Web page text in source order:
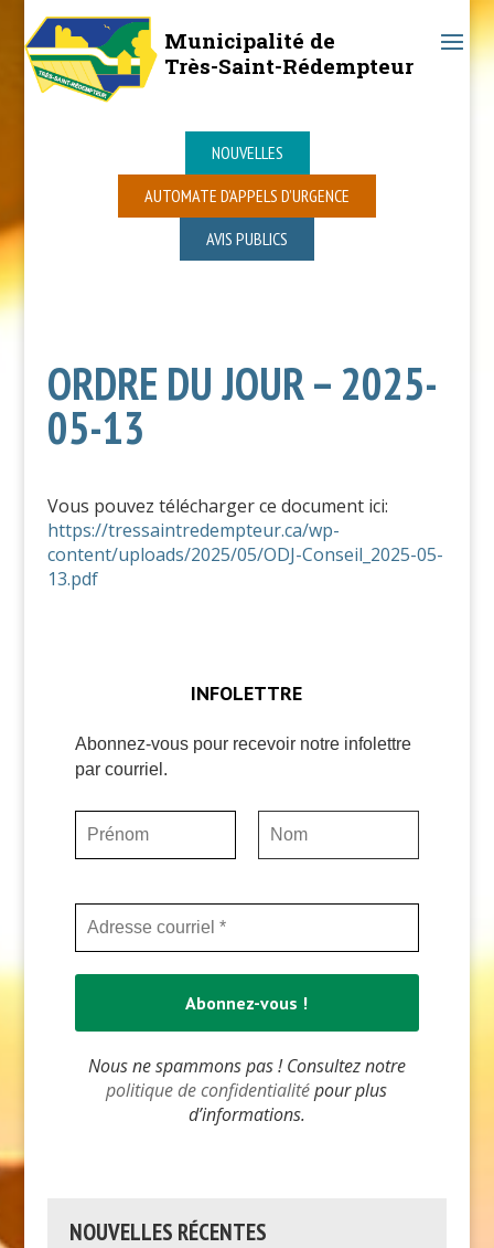
Municipalité de
Très-Saint-Rédempteur
NOUVELLES
AUTOMATE D’APPELS D’URGENCE
AVIS PUBLICS
ORDRE DU JOUR – 2025-
05-13
Vous pouvez télécharger ce document ici:
https://tressaintredempteur.ca/wp-
content/uploads/2025/05/ODJ-Conseil_2025-05-
13.pdf
INFOLETTRE
Abonnez-vous pour recevoir notre infolettre
par courriel.
Nous ne spammons pas ! Consultez notre
politique de confidentialitépour plus
d’informations.
NOUVELLES RÉCENTES